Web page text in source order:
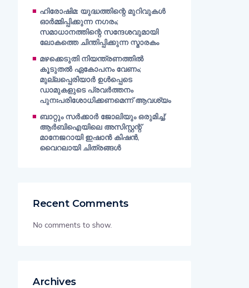
ഹിരോഷിമ: യുദ്ധത്തിന്റെ മുറിവുകൾ
ഓർമ്മിപ്പിക്കുന്ന നഗരം;
സമാധാനത്തിന്റെ സന്ദേശവുമായി
ലോകത്തെ ചിന്തിപ്പിക്കുന്ന സ്മാരകം
മഴക്കെടുതി നിയന്ത്രണത്തിൽ
കൂടുതൽ ഏകോപനം വേണം;
മുല്ലപ്പെരിയാർ ഉൾപ്പെടെ
ഡാമുകളുടെ പ്രവർത്തനം
പുനഃപരിശോധിക്കണമെന്ന് ആവശ്യം
ബാറ്റും സർക്കാർ ജോലിയും ഒരുമിച്ച്;
ആർബിഐയിലെ അസിസ്റ്റന്റ്
മാനേജറായി ഇഷാൻ കിഷൻ,
വൈറലായി ചിത്രങ്ങൾ
Recent Comments
No comments to show.
Archives